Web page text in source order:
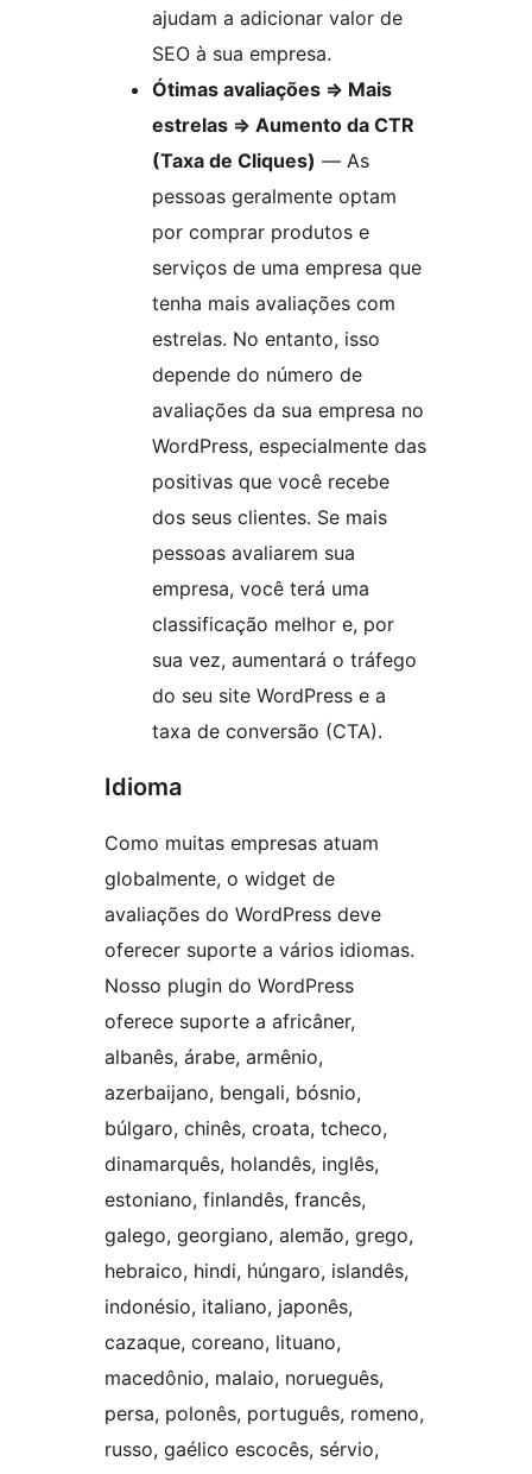
ajudam a adicionar valor de
SEO à sua empresa.
Ótimas avaliações => Mais
estrelas => Aumento da CTR
(Taxa de Cliques) — As
pessoas geralmente optam
por comprar produtos e
serviços de uma empresa que
tenha mais avaliações com
estrelas. No entanto, isso
depende do número de
avaliações da sua empresa no
WordPress, especialmente das
positivas que você recebe
dos seus clientes. Se mais
pessoas avaliarem sua
empresa, você terá uma
classificação melhor e, por
sua vez, aumentará o tráfego
do seu site WordPress e a
taxa de conversão (CTA).
Idioma
Como muitas empresas atuam
globalmente, o widget de
avaliações do WordPress deve
oferecer suporte a vários idiomas.
Nosso plugin do WordPress
oferece suporte a africâner,
albanês, árabe, armênio,
azerbaijano, bengali, bósnio,
búlgaro, chinês, croata, tcheco,
dinamarquês, holandês, inglês,
estoniano, finlandês, francês,
galego, georgiano, alemão, grego,
hebraico, hindi, húngaro, islandês,
indonésio, italiano, japonês,
cazaque, coreano, lituano,
macedônio, malaio, norueguês,
persa, polonês, português, romeno,
russo, gaélico escocês, sérvio,